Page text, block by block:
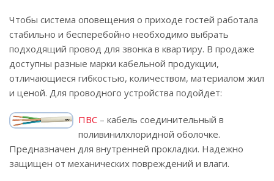
Чтобы система оповещения о приходе гостей работала
стабильно и бесперебойно необходимо выбрать
подходящий провод для звонка в квартиру. В продаже
доступны разные марки кабельной продукции,
отличающиеся гибкостью, количеством, материалом жил
и ценой. Для проводного устройства подойдет:
ПВС– кабель соединительный в
поливинилхлоридной оболочке.
Предназначен для внутренней прокладки. Надежно
защищен от механических повреждений и влаги.